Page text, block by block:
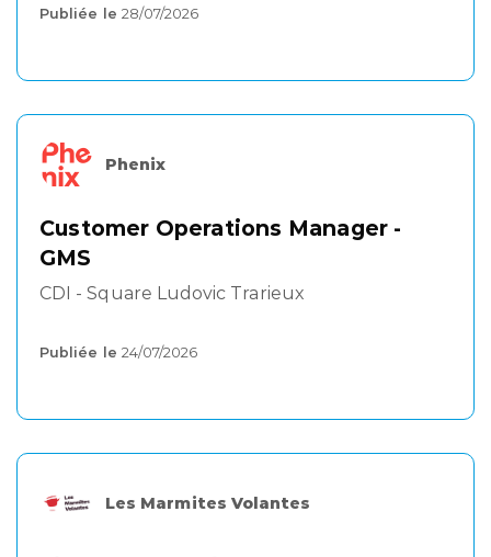
Publiée le 28/07/2026
Phenix
Customer Operations Manager -
GMS
CDI - Square Ludovic Trarieux
Publiée le 24/07/2026
Les Marmites Volantes